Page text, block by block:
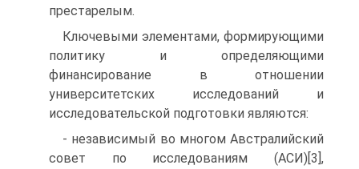
престарелым.
Ключевыми элементами, формирующими
политику и определяющими
финансирование в отношении
университетских исследований и
исследовательской подготовки являются:
- независимый во многом Австралийский
совет по исследованиям (АСИ)[3],